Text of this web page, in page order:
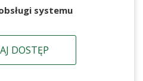
systemu
DOSTĘP